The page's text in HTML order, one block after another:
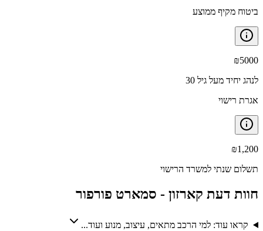
ביטוח מקיף ממוצע
₪5000
לנהג יחיד מעל גיל 30
אגרת רישוי
₪1,200
תשלום שנתי למשרד הרישוי
חוות דעת קארזון - סמארט פורפור
קראו עוד: למי הרכב מתאים, עיצוב, מנוע ועוד...